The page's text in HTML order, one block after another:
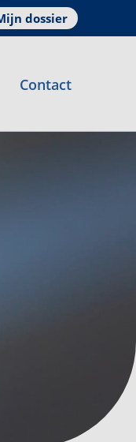
dossier
Contact